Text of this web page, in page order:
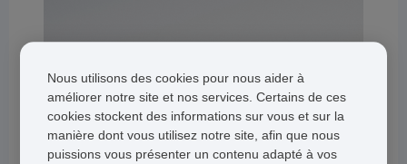
Nous utilisons des cookies pour nous aider à
améliorer notre site et nos services. Certains de ces
cookies stockent des informations sur vous et sur la
manière dont vous utilisez notre site, afin que nous
puissions vous présenter un contenu adapté à vos